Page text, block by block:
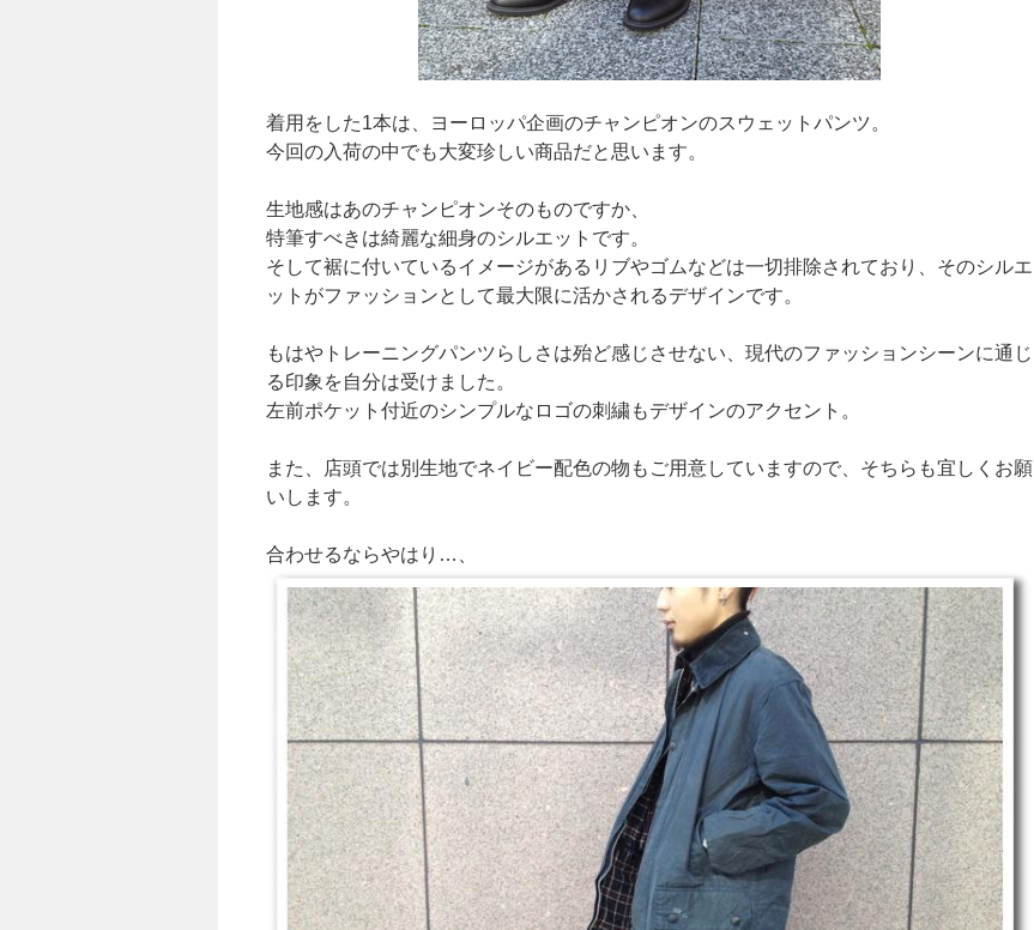
着用をした1本は、ヨーロッパ企画のチャンピオンのスウェットパンツ。
今回の入荷の中でも大変珍しい商品だと思います。
生地感はあのチャンピオンそのものですか、
特筆すべきは綺麗な細身のシルエットです。
そして裾に付いているイメージがあるリブやゴムなどは一切排除されており、そのシルエ
ットがファッションとして最大限に活かされるデザインです。
もはやトレーニングパンツらしさは殆ど感じさせない、現代のファッションシーンに通じ
る印象を自分は受けました。
左前ポケット付近のシンプルなロゴの刺繍もデザインのアクセント。
また、店頭では別生地でネイビー配色の物もご用意していますので、そちらも宜しくお願
いします。
合わせるならやはり…、